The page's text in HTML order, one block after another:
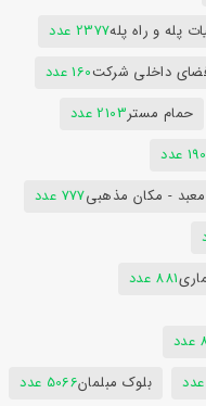
پله و راه پله2377 عدد
داخلی شرکت160 عدد
حمام مستر2103 عدد
عدد
- مکان مذهبی777 عدد
881 عدد
بلوک مبلمان5066 عدد